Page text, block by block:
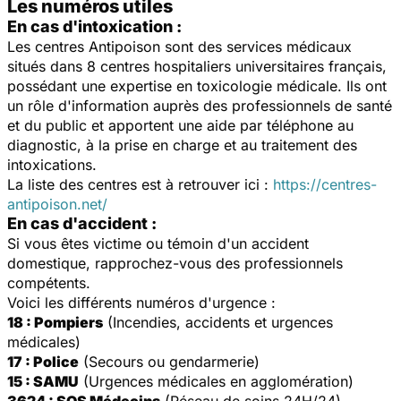
Les numéros utiles
En cas d'intoxication :
Les centres Antipoison sont des services médicaux
situés dans 8 centres hospitaliers universitaires français,
possédant une expertise en toxicologie médicale. Ils ont
un rôle d'information auprès des professionnels de santé
et du public et apportent une aide par téléphone au
diagnostic, à la prise en charge et au traitement des
intoxications.
La liste des centres est à retrouver ici : https://centres-
antipoison.net/
En cas d'accident :
Si vous êtes victime ou témoin d'un accident
domestique, rapprochez-vous des professionnels
compétents.
Voici les différents numéros d'urgence :
18 : Pompiers (Incendies, accidents et urgences
médicales)
17 : Police (Secours ou gendarmerie)
15 : SAMU (Urgences médicales en agglomération)